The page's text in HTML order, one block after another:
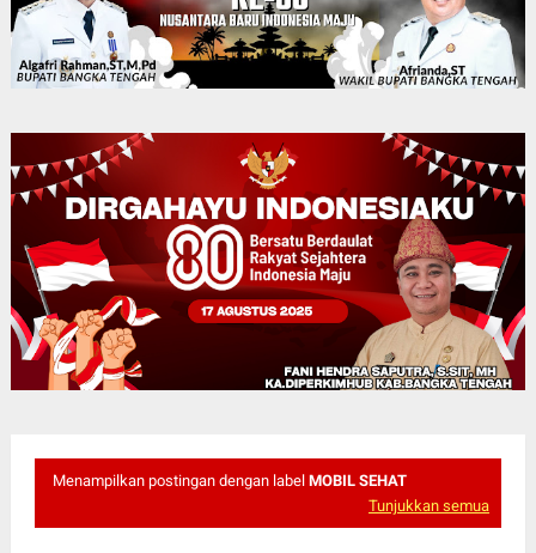
Menampilkan postingan dengan label MOBIL SEHAT
Tunjukkan semua